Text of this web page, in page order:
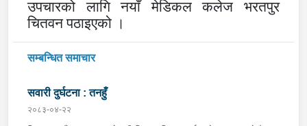
उपचारको लागि नयाँ मेडिकल कलेज भरतपुर
चितवन पठाइएको ।
सम्बन्धित समाचार
सवारी दुर्घटना : तनहुँ
२०८३-०४-२२